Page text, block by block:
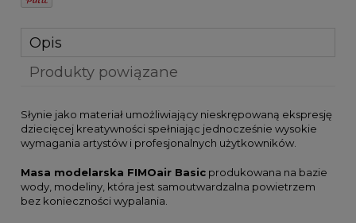
Opis
Produkty powiązane
Słynie jako materiał umożliwiający nieskrępowaną ekspresję
dziecięcej kreatywności spełniając jednocześnie wysokie
wymagania artystów i profesjonalnych użytkowników.
Masa modelarska FIMOair Basic produkowana na bazie
wody, modeliny, która jest samoutwardzalna powietrzem
bez konieczności wypalania.